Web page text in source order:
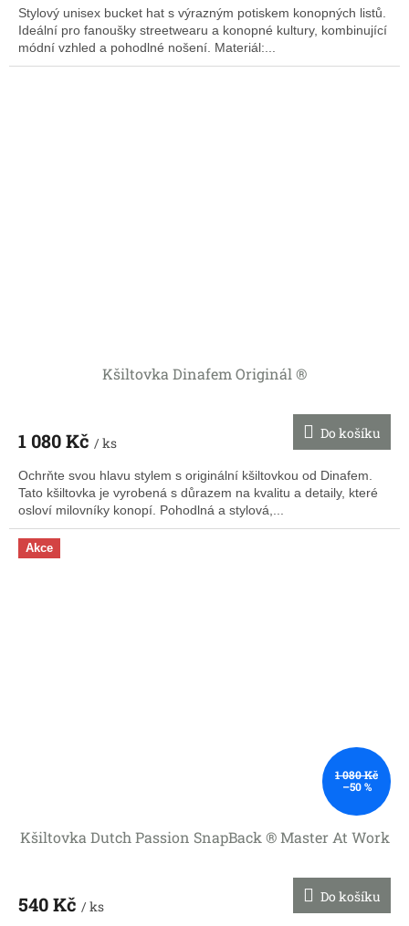
Stylový unisex bucket hat s výrazným potiskem konopných listů.
Ideální pro fanoušky streetwearu a konopné kultury, kombinující
módní vzhled a pohodlné nošení. Materiál:...
Kšiltovka Dinafem Originál ®
1 080 Kč / ks
Do košíku
Ochrňte svou hlavu stylem s originální kšiltovkou od Dinafem.
Tato kšiltovka je vyrobená s důrazem na kvalitu a detaily, které
osloví milovníky konopí. Pohodlná a stylová,...
Akce
1 080 Kč
–50 %
Kšiltovka Dutch Passion SnapBack ® Master At Work
540 Kč / ks
Do košíku